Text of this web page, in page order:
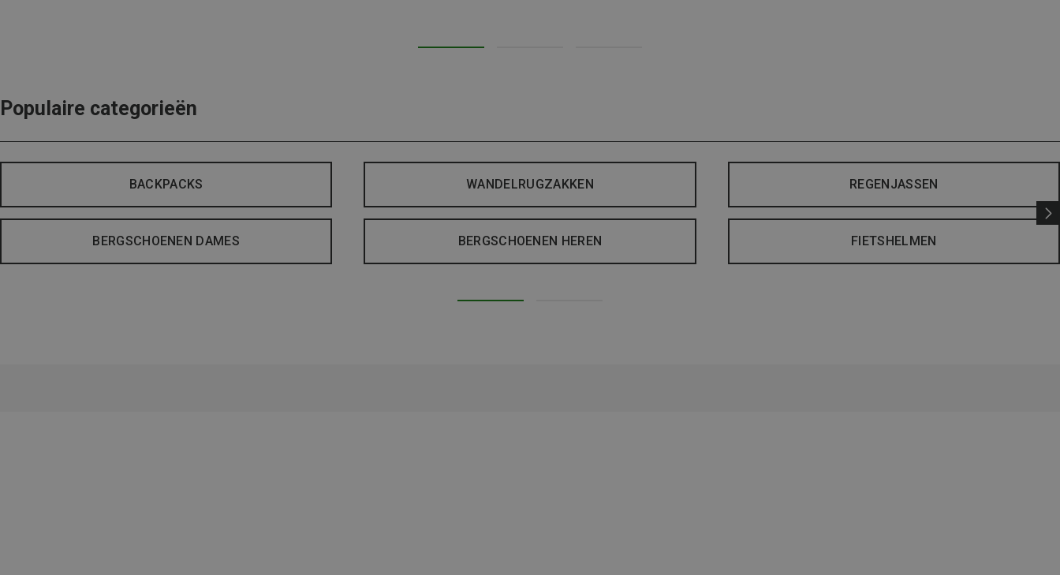
Populaire categorieën
BACKPACKS WANDELRUGZAKKEN REGENJASSEN
BERGSCHOENEN DAMES BERGSCHOENEN HEREN FIETSHELMEN